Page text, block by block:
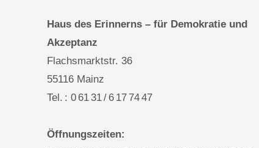
Haus des Erinnerns – für Demokratie und
Akzeptanz
Flachsmarktstr. 36
55116 Mainz
Tel. : 0 61 31 / 6 17 74 47
Öffnungszeiten: